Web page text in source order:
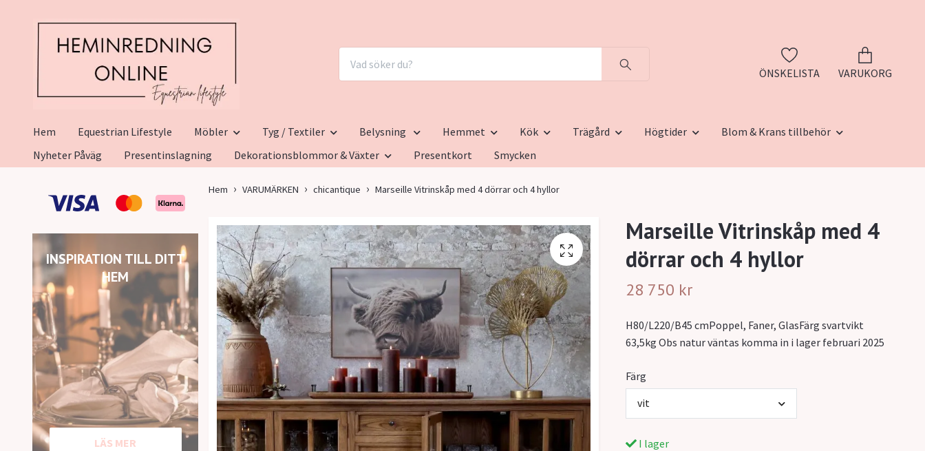
ÖNSKELISTA VARUKORG
Hem Equestrian Lifestyle Möbler Tyg / Textiler Belysning Hemmet Kök Trägård Högtider
Blom & Krans tillbehör
Nyheter Påväg
Presentinslagning Dekorationsblommor & Växter Presentkort Smycken
INSPIRATION TILL DITT
HEM
LÄS MER
Hem VARUMÄRKEN chicantique Marseille Vitrinskåp med 4 dörrar och 4 hyllor
Marseille Vitrinskåp med 4
dörrar och 4 hyllor
28 750 kr
H80/L220/B45 cmPoppel, Faner, GlasFärg svartvikt
63,5kg Obs natur väntas komma in i lager februari 2025
Färg
vit
I lager